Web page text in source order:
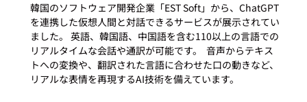
韓国のソフトウェア開発企業「EST Soft」から、ChatGPT
を連携した仮想人間と対話できるサービスが展示されてい
ました。 英語、韓国語、中国語を含む110以上の言語での
リアルタイムな会話や通訳が可能です。  音声からテキス
トへの変換や、翻訳された言語に合わせた口の動きなど、
リアルな表情を再現するAI技術を備えています。